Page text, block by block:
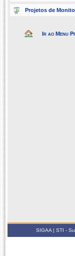
Projetos de
Ir ao Menu
SIGAA | STI -